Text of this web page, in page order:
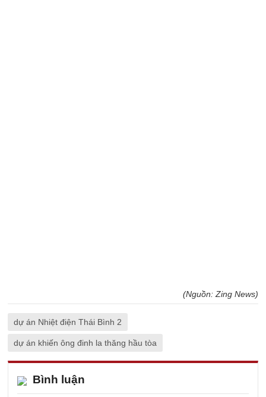
(Nguồn: Zing News)
dự án Nhiệt điện Thái Bình 2
dự án khiến ông đinh la thăng hầu tòa
Bình luận